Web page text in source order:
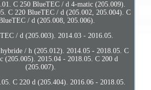
C 250 BlueTEC / d 4-matic (205.009).
C 220 BlueTEC / d (205.002, 205.004). C
/ d (205.008, 205.006).
/ d (205.003). 2014.03 - 2016.05.
/ h (205.012). 2014.05 - 2018.05. C
(205.005). 2015.04 - 2018.05. C 200 d
(205.007).
C 220 d (205.404). 2016.06 - 2018.05.